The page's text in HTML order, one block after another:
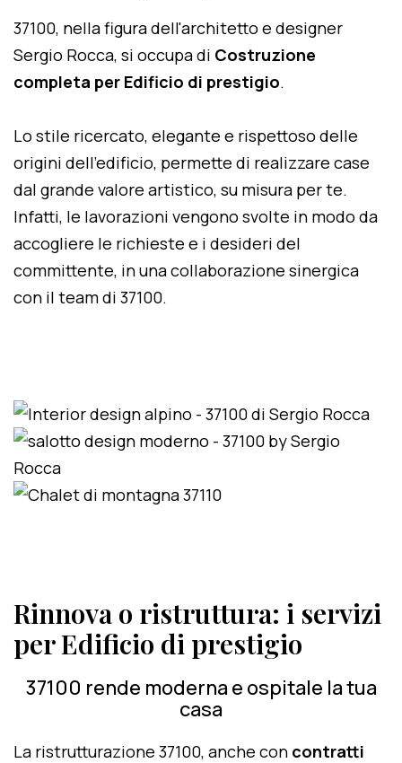
37100, nella figura dell'architetto e designer
Sergio Rocca, si occupa di Costruzione
completa per Edificio di prestigio.
Lo stile ricercato, elegante e rispettoso delle
origini dell'edificio, permette di realizzare case
dal grande valore artistico, su misura per te.
Infatti, le lavorazioni vengono svolte in modo da
accogliere le richieste e i desideri del
committente, in una collaborazione sinergica
con il team di 37100.
Rinnova o ristruttura: i servizi
per Edificio di prestigio
37100 rende moderna e ospitale la tua
casa
La ristrutturazione 37100, anche con contratti